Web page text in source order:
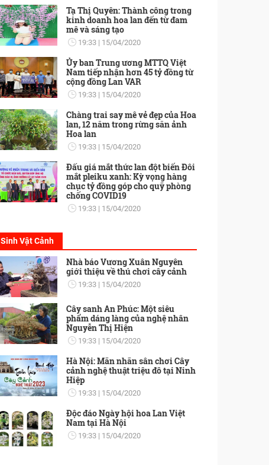
Tạ Thị Quyên: Thành công trong
kinh doanh hoa lan đến từ đam
mê và sáng tạo
19:33 15/04/2020
Ủy ban Trung ương MTTQ Việt
Nam tiếp nhận hơn 45 tỷ đồng từ
cộng đồng Lan VAR
19:33 15/04/2020
Chàng trai say mê vẻ đẹp của Hoa
lan, 12 năm trong rừng săn ảnh
Hoa lan
19:33 15/04/2020
Đấu giá mắt thức lan đột biến Đôi
mắt pleiku xanh: Kỳ vọng hàng
chục tỷ đồng góp cho quỹ phòng
chống COVID19
19:33 15/04/2020
Sinh Vật Cảnh
Nhà báo Vương Xuân Nguyên
giới thiệu về thú chơi cây cảnh
19:33 15/04/2020
Cây sanh An Phúc: Một siêu
phẩm dáng làng của nghệ nhân
Nguyễn Thị Hiện
19:33 15/04/2020
Hà Nội: Mãn nhãn sân chơi Cây
cảnh nghệ thuật triệu đô tại Ninh
Hiệp
19:33 15/04/2020
Độc đáo Ngày hội hoa Lan Việt
Nam tại Hà Nội
19:33 15/04/2020